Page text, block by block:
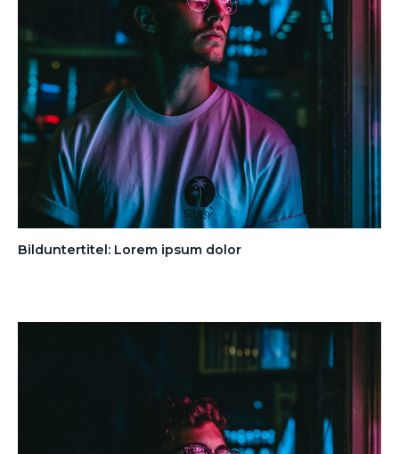
Bilduntertitel: Lorem ipsum dolor